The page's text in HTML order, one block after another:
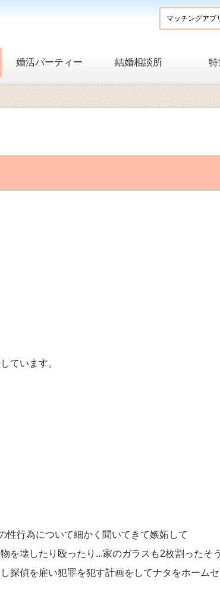
婚活パーティー 結婚相談所 特
ています。
性行為について細かく聞いてきて嫉妬して
を壊したり殴ったり...家のガラスも2枚割ったそ
探偵を雇い犯罪を犯す計画をしてナタをホーム